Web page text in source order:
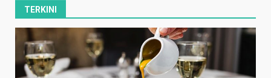
TERKINI